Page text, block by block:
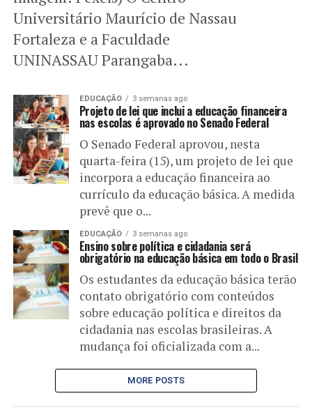
Universitário Maurício de Nassau
Fortaleza e a Faculdade
UNINASSAU Parangaba...
EDUCAÇÃO 3 semanas ago
Projeto de lei que inclui a educação financeira
nas escolas é aprovado no Senado Federal
O Senado Federal aprovou, nesta
quarta-feira (15), um projeto de lei que
incorpora a educação financeira ao
currículo da educação básica. A medida
prevê que o...
EDUCAÇÃO 3 semanas ago
Ensino sobre política e cidadania será
obrigatório na educação básica em todo o Brasil
Os estudantes da educação básica terão
contato obrigatório com conteúdos
sobre educação política e direitos da
cidadania nas escolas brasileiras. A
mudança foi oficializada com a...
MORE POSTS